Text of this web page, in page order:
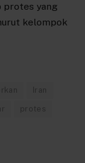
protes yang
kelompok
Iran
protes